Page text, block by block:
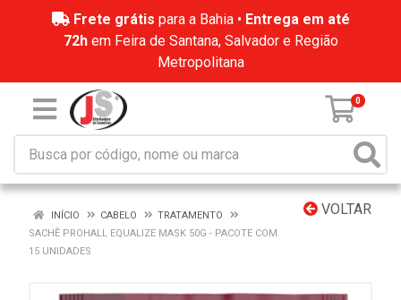
Frete grátis para a Bahia • Entrega em até
72hem Feira de Santana, Salvador e Região
Metropolitana
0
VOLTAR
INÍCIO CABELO
TRATAMENTO
SACHÊ PROHALL EQUALIZE MASK 50G - PACOTE COM
15 UNIDADES